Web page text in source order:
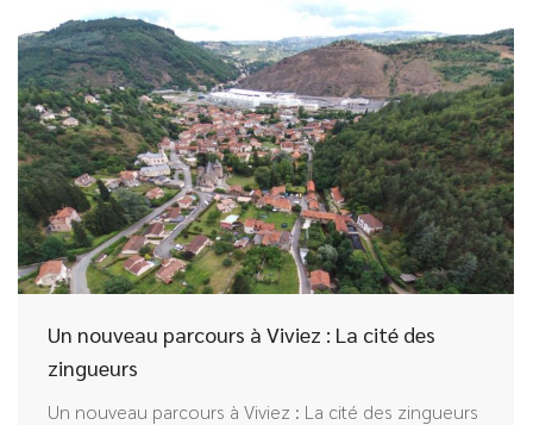
Un nouveau parcours à Viviez : La cité des
zingueurs
Un nouveau parcours à Viviez : La cité des zingueurs